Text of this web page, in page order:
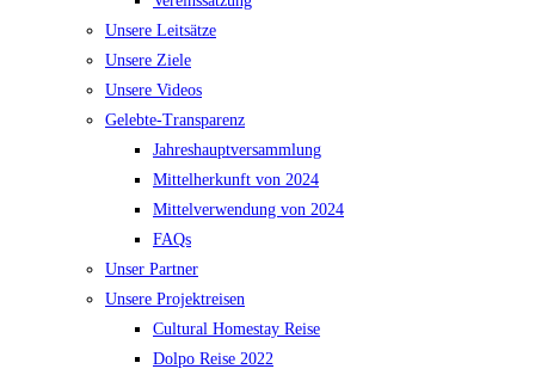
Unsere Leitsätze
Unsere Ziele
Unsere Videos
Gelebte-Transparenz
Jahreshauptversammlung
Mittelherkunft von 2024
Mittelverwendung von 2024
FAQs
Unser Partner
Unsere Projektreisen
Cultural Homestay Reise
Dolpo Reise 2022